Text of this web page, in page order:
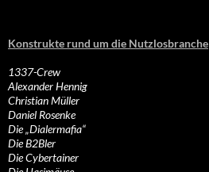
Konstrukte rund um die Nutzlosbranche
1337-Crew
Alexander Hennig
Christian Müller
Daniel Rosenke
Die „Dialermafia“
Die B2Bler
Die Cybertainer